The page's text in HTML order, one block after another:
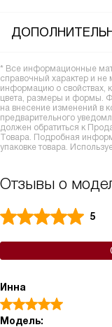
* Все информационные
справочный характер и не
информацию о свойствах,
цвета, размеры и формы.
на внесение изменений в
предварительного
должен обратиться к
Товара. Подробная
упаковке товара.
Отзывы о
5
Инна
Модель: